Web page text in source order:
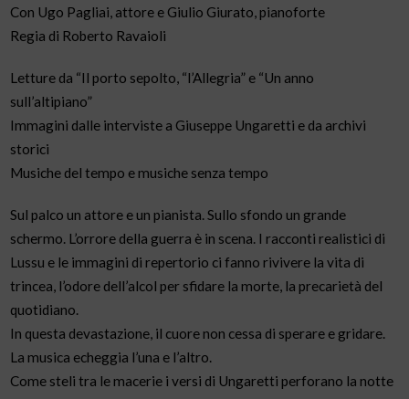
Con Ugo Pagliai, attore e Giulio Giurato, pianoforte
Regia di Roberto Ravaioli
Letture da “Il porto sepolto, “l’Allegria” e “Un anno
sull’altipiano”
Immagini dalle interviste a Giuseppe Ungaretti e da archivi
storici
Musiche del tempo e musiche senza tempo
Sul palco un attore e un pianista. Sullo sfondo un grande
schermo. L’orrore della guerra è in scena. I racconti realistici di
Lussu e le immagini di repertorio ci fanno rivivere la vita di
trincea, l’odore dell’alcol per sfidare la morte, la precarietà del
quotidiano.
In questa devastazione, il cuore non cessa di sperare e gridare.
La musica echeggia l’una e l’altro.
Come steli tra le macerie i versi di Ungaretti perforano la notte